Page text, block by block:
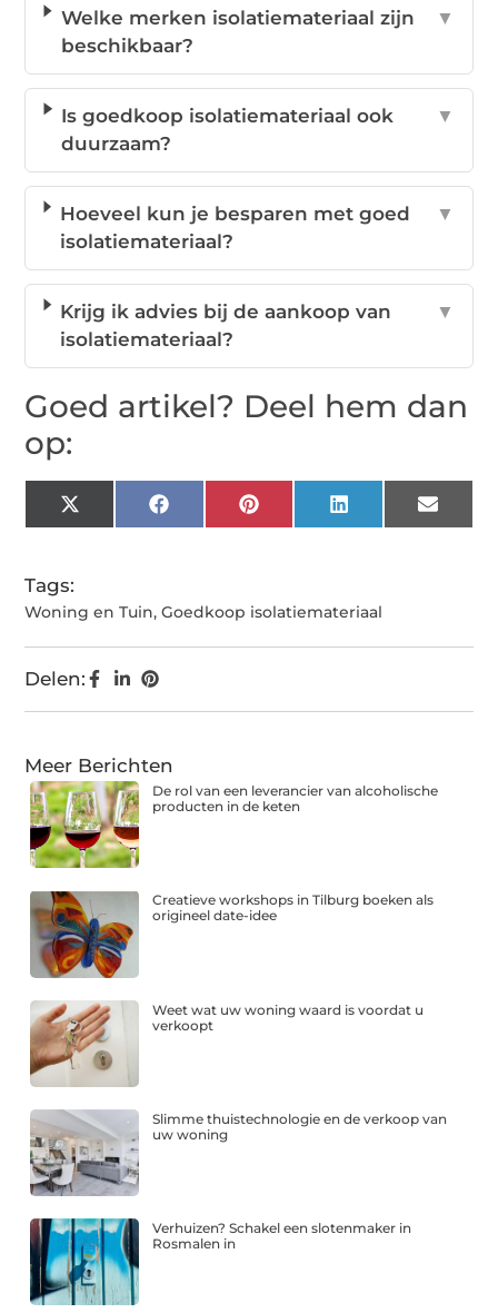
Welke merken isolatiemateriaal zijn
beschikbaar?
▼
Is goedkoop isolatiemateriaal ook
duurzaam?
▼
Hoeveel kun je besparen met goed
isolatiemateriaal?
▼
Krijg ik advies bij de aankoop van
isolatiemateriaal?
▼
Goed artikel? Deel hem dan
op:
X
(Twitter)
FacebookPinterestLinkedIn Email
Tags:
Woning en Tuin,Goedkoop isolatiemateriaal
Delen:
Meer Berichten
De rol van een leverancier van alcoholische
producten in de keten
Creatieve workshops in Tilburg boeken als
origineel date-idee
Weet wat uw woning waard is voordat u
verkoopt
Slimme thuistechnologie en de verkoop van
uw woning
Verhuizen? Schakel een slotenmaker in
Rosmalen in